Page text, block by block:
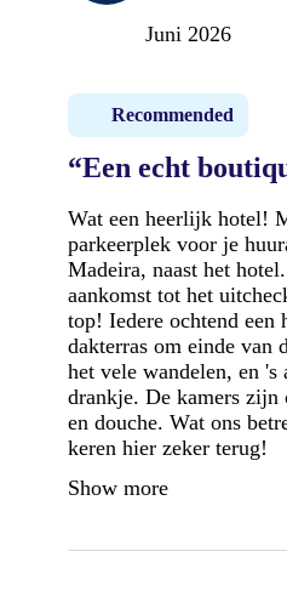
Juni 2026
Recommended
“Een echt
Wat een heerlijk hotel!
parkeerplek voor je
Madeira, naast het
aankomst tot het
top! Iedere ochtend
dakterras om einde van
het vele wandelen, en 's
drankje. De kamers zijn
en douche. Wat ons
keren hier zeker terug!
Show more